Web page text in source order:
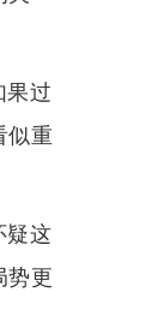
果过
似重
疑这
势更